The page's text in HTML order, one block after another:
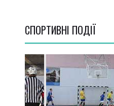
СПОРТИВНI ПОДІЇ